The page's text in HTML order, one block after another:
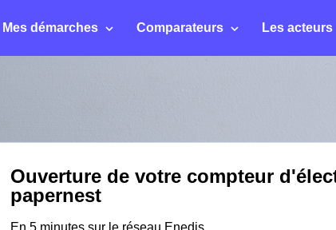
Mes démarches Comparateurs Les acteurs